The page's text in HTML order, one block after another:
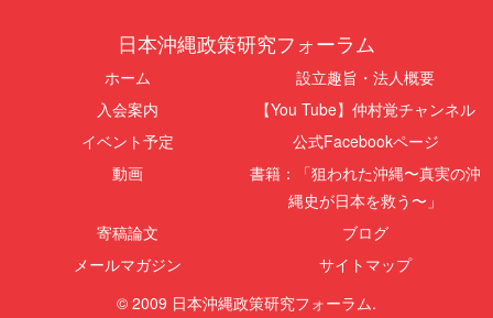
日本沖縄政策研究フォーラム
ホーム
設立趣旨・法人概要
入会案内
【You Tube】仲村覚チャンネル
イベント予定
公式Facebookページ
動画
書籍：「狙われた沖縄〜真実の沖
縄史が日本を救う〜」
寄稿論文
ブログ
メールマガジン
サイトマップ
© 2009 日本沖縄政策研究フォーラム.